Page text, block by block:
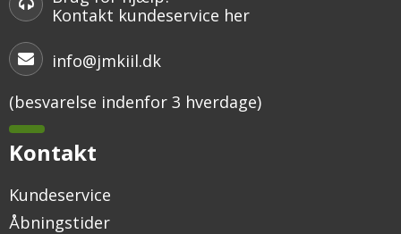
Kontakt kundeservice her
info@jmkiil.dk
(besvarelse indenfor 3 hverdage)
Kontakt
Kundeservice
Åbningstider